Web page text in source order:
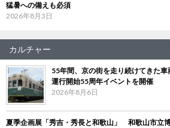
猛暑への備えも必須
2026年8月3日
カルチャー
55年間、京の街を走り続けてきた
運行開始55周年イベントを開催
2026年8月6日
夏季企画展「秀吉・秀長と和歌山」 和歌山市立